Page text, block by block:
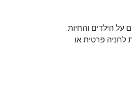
על הילדים והחיות
פרטית או